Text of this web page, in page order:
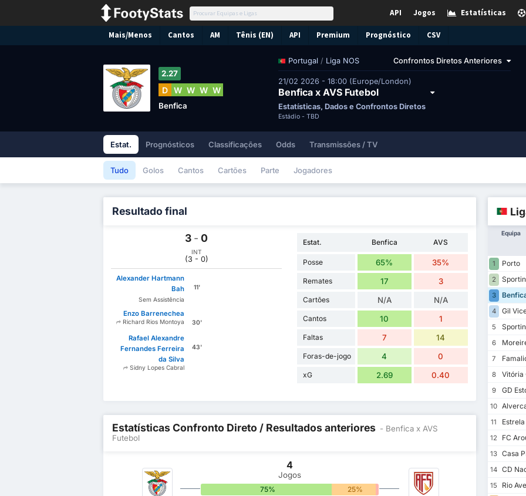
Estatísticas
Jogos
API
Mais/Menos Cantos AM Tênis (EN) API Premium Prognóstico CSV
Portugal / Liga NOS Confrontos Diretos Anteriores
21/02 2026 - 18:00 (Europe/London)
Benfica x AVS Futebol
Estatísticas, Dados e Confrontos Diretos
Estádio - TBD
2.27
D W W W W
Benfica
Estat. Prognósticos Classificações Odds Transmissões / TV
Tudo Golos Cantos Cartões Parte Jogadores
Resultado final
3 - 0
INT
(3 - 0)
Alexander Hartmann
Bah
Sem Assistência
11'
Enzo Barrenechea
Richard Rios Montoya 30'
Rafael Alexandre
Fernandes Ferreira
da Silva
Sidny Lopes Cabral
43'
Estat. Benfica AVS
Posse 65% 35%
Remates 17 3
Cartões N/A N/A
Cantos 10 1
Faltas 7 14
Foras-de-jogo 4 0
xG 2.69 0.40
Estatísticas Confronto Direto / Resultados anteriores - Benfica x AVS
Futebol
4
Jogos
75% 25% 0%
Equipa
1 Porto
2
3
4 Gil
5
6
7
8 Vitória
9 GD
10
11
12 FC
13 Casa
14 CD
15 Rio